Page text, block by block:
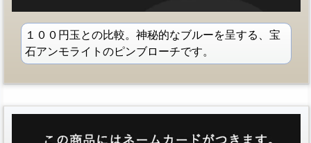
１００円玉との比較。神秘的なブルーを呈する、宝
石アンモライトのピンブローチです。